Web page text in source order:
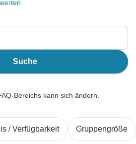
Suche
Bereichs kann sich ändern.
/ Verfügbarkeit Gruppengröße